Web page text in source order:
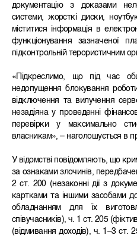
документацію з доказами
системи, жорсткі диски,
міститися інформація в
функціонування зазначеної
підконтрольній терористичним
«Підкреслимо, що під час
недопущення блокування
відключення та вилучення
незадіяна у проведенні
перевірки у максимально
власникам», – наголошується в
У відомстві повідомляють, що
за ознаками злочинів,
2 ст. 200 (незаконні дії з
картками та іншими засобами
обладнанням для їх
співучасників), ч. 1 ст. 205
(відмивання доходів), ч. 1–3 ст.